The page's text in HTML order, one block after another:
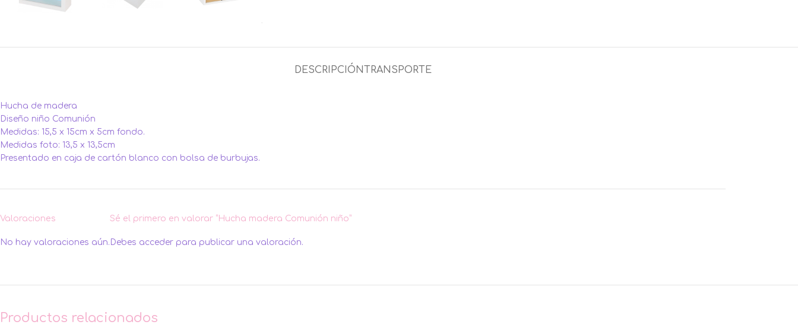
DESCRIPCIÓN TRANSPORTE
Hucha de madera
Diseño niño Comunión
Medidas: 15,5 x 15cm x 5cm fondo.
Medidas foto: 13,5 x 13,5cm
Presentado en caja de cartón blanco con bolsa de burbujas.
Valoraciones
No hay valoraciones aún.
Sé el primero en valorar “Hucha madera Comunión niño”
Debes acceder para publicar una valoración.
Productos relacionados